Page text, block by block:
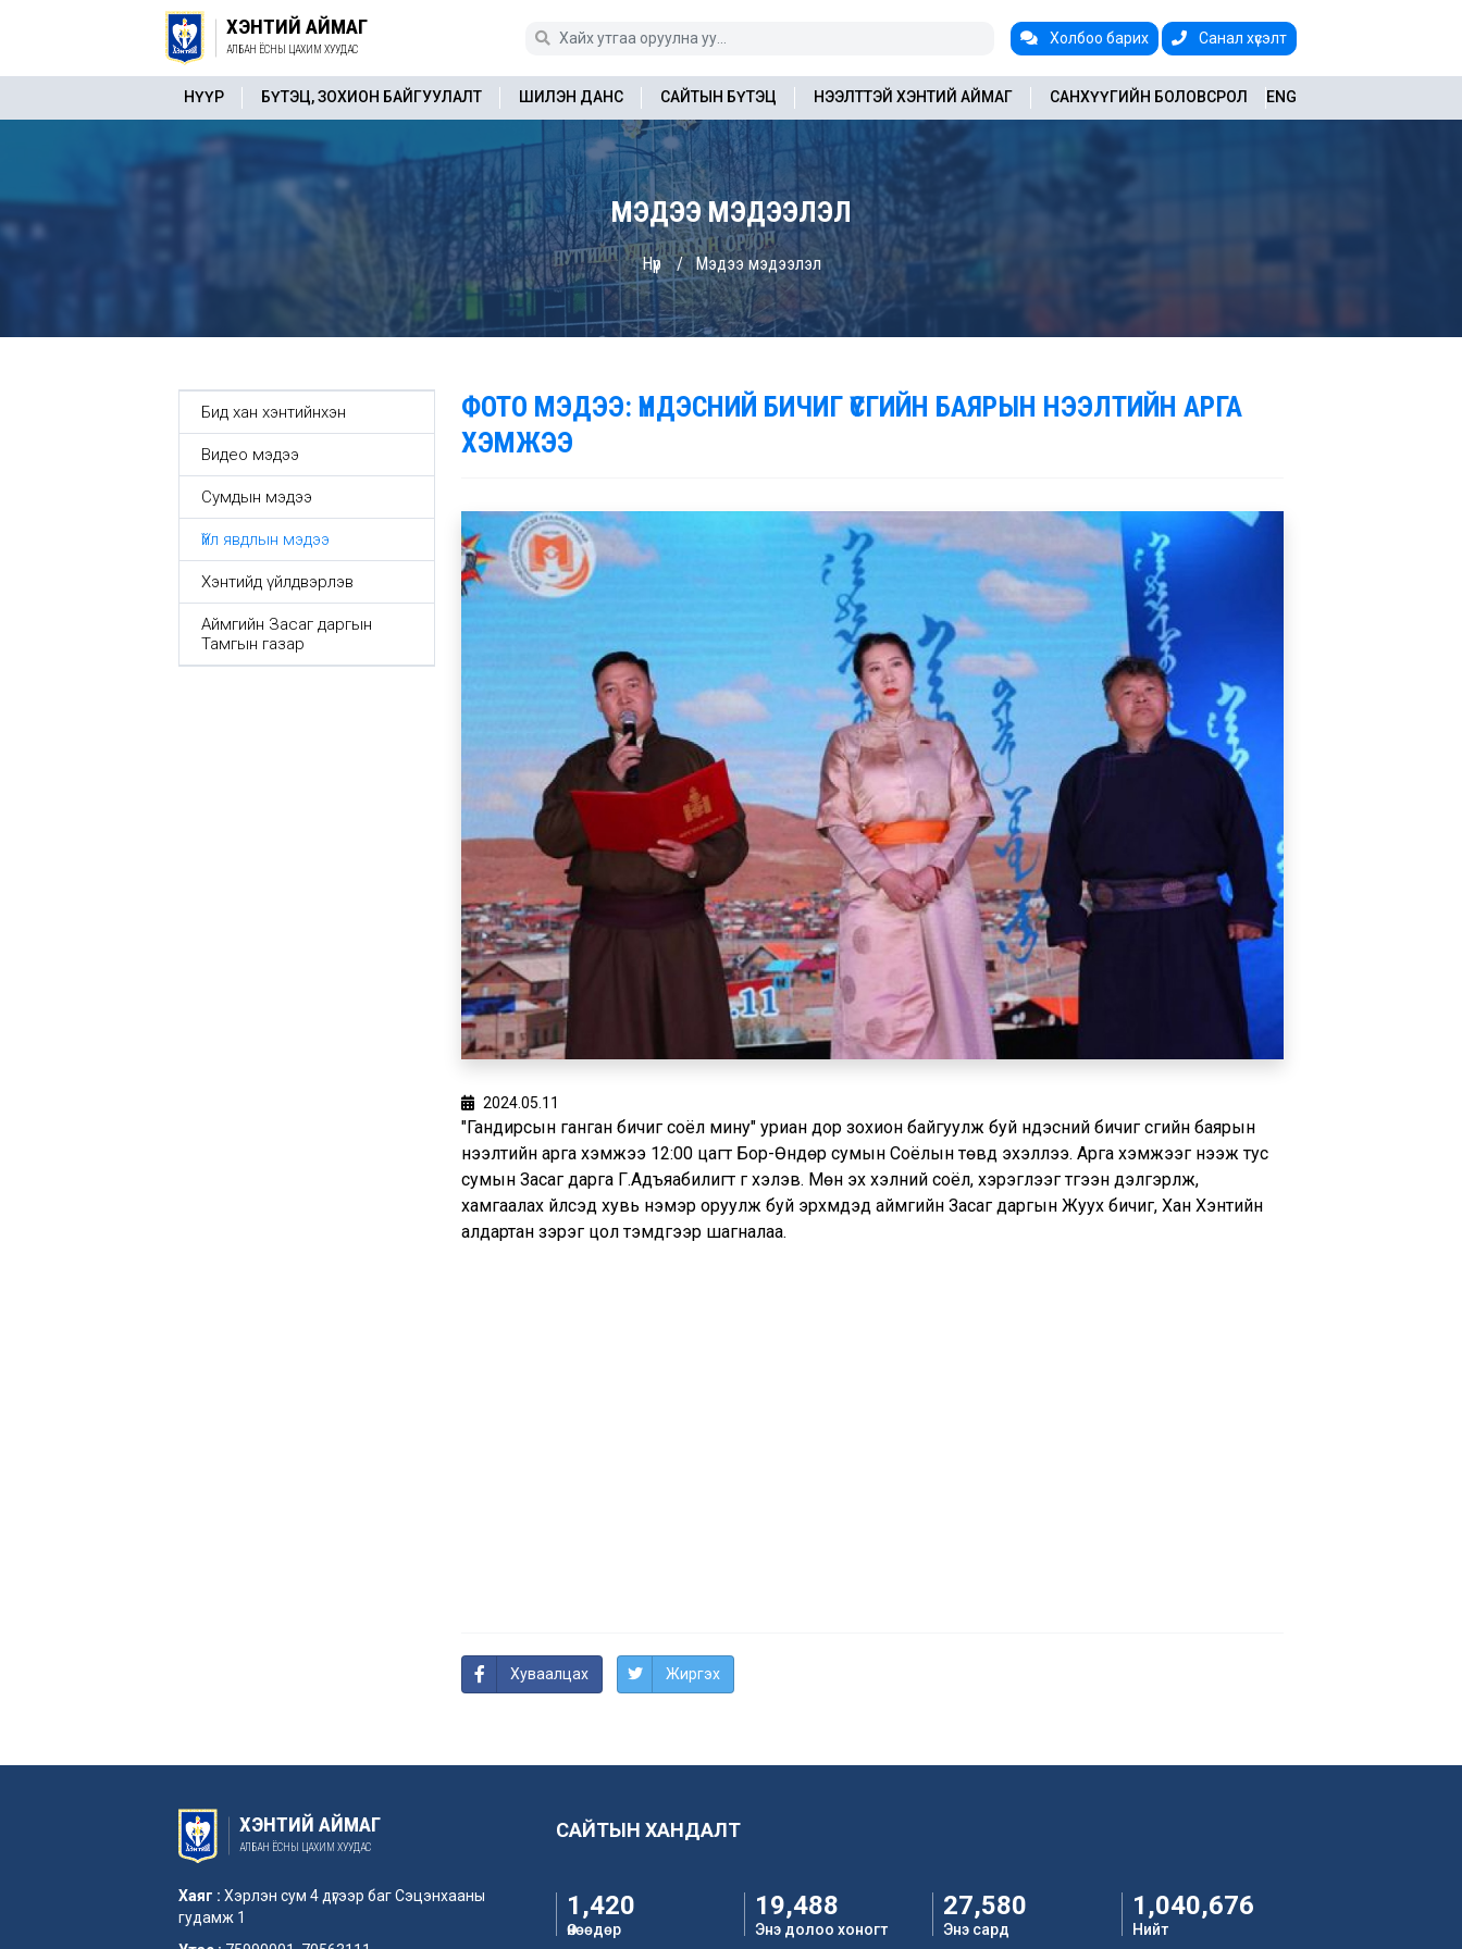
Холбоо барих Санал хүсэлт
ХЭНТИЙ АЙМАГ
АЛБАН ЁСНЫ ЦАХИМ ХУУДАС
ENG
НҮҮР БҮТЭЦ, ЗОХИОН БАЙГУУЛАЛТ ШИЛЭН ДАНС САЙТЫН БҮТЭЦ НЭЭЛТТЭЙ ХЭНТИЙ АЙМАГ САНХҮҮГИЙН БОЛОВСРОЛ
МЭДЭЭ МЭДЭЭЛЭЛ
Нүүр Мэдээ мэдээлэл
Бид хан хэнтийнхэн
Видео мэдээ
Сумдын мэдээ
Үйл явдлын мэдээ
Хэнтийд үйлдвэрлэв
Аймгийн Засаг даргын
Тамгын газар
ФОТО МЭДЭЭ: ҮНДЭСНИЙ БИЧИГ ҮСГИЙН БАЯРЫН НЭЭЛТИЙН АРГА
ХЭМЖЭЭ
2024.05.11
"Гандирсын ганган бичиг соёл мину" уриан дор зохион байгуулж буй үндэсний бичиг үсгийн баярын
нээлтийн арга хэмжээ 12:00 цагт Бор-Өндөр сумын Соёлын төвд эхэллээ. Арга хэмжээг нээж тус
сумын Засаг дарга Г.Адъяабилигт үг хэлэв. Мөн эх хэлний соёл, хэрэглээг түгээн дэлгэрүүлж,
хамгаалах үйлсэд хувь нэмэр оруулж буй эрхмүүдэд аймгийн Засаг даргын Жуух бичиг, Хан Хэнтийн
алдартан зэрэг цол тэмдгээр шагналаа.
Хуваалцах Жиргэх
ХЭНТИЙ АЙМАГ
АЛБАН ЁСНЫ ЦАХИМ ХУУДАС
Хаяг : Хэрлэн сум 4 дүгээр баг Сэцэнхааны
гудамж 1
САЙТЫН ХАНДАЛТ
1,420
Өнөөдөр
19,488
Энэ долоо хоногт
27,580
Энэ сард
1,040,676
Нийт